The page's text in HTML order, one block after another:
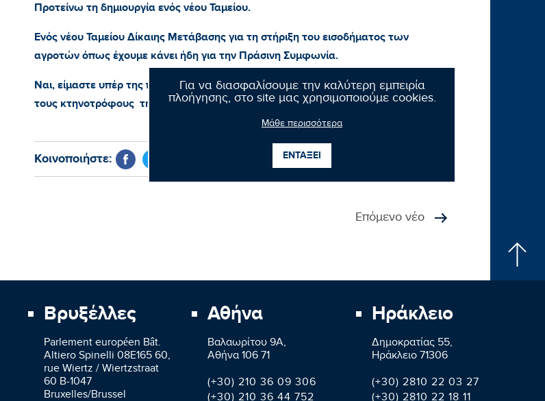
Για να διασφαλίσουμε την καλύτερη εμπειρία
πλοήγησης, στο site μας χρησιμοποιούμε cookies.
Μάθε περισσότερα
ΕΝΤΑΞΕΙ
Προτείνω τη δημιουργία ενός νέου Ταμείου.
Ενός νέου Ταμείου Δίκαιης Μετάβασης για τη στήριξη του εισοδήματος των
αγροτών όπως έχουμε κάνει ήδη για την Πράσινη Συμφωνία.
Ναι, είμαστε υπέρ της προστασίας του κλίματος. Πάντα όμως με τους αγρότες και
τους κτηνοτρόφους της Ευρωπαϊκής Ένωσης.»
Κοινοποιήστε:
Επόμενο νέο
Βρυξέλλες
Parlement européen Bât.
Altiero Spinelli 08E165 60,
rue Wiertz / Wiertzstraat
60 B-1047
Bruxelles/Brussel
Αθήνα
Βαλαωρίτου 9A,
Aθήνα 106 71
(+30) 210 36 09 306
Ηράκλειο
Δημοκρατίας 55,
Ηράκλειο 71306
(+30) 2810 22 03 27